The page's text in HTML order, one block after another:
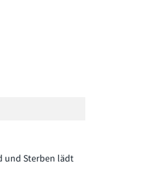
und Sterben lädt